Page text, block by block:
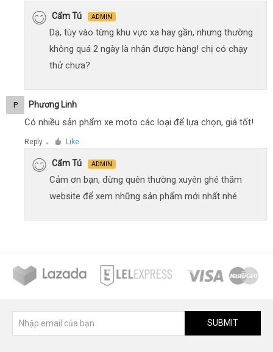
Cẩm Tú ADMIN
Dạ, tùy vào từng khu vực xa hay gần, nhưng thường
không quá 2 ngày là nhận được hàng! chị có chạy
thử chưa?
P Phương Linh
Có nhiều sản phẩm xe moto các loại để lựa chọn, giá tốt!
Reply ● Like
Cẩm Tú ADMIN
Cảm ơn bạn, đừng quên thường xuyên ghé thăm
website để xem những sản phẩm mới nhất nhé.
SUBMIT